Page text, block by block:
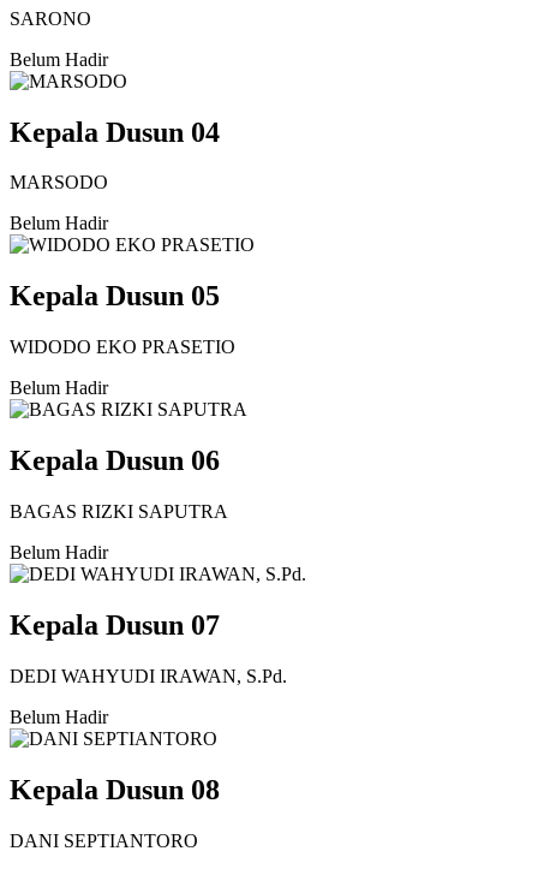
SARONO
Belum Hadir
Kepala Dusun 04
MARSODO
Belum Hadir
Kepala Dusun 05
WIDODO EKO PRASETIO
Belum Hadir
Kepala Dusun 06
BAGAS RIZKI SAPUTRA
Belum Hadir
Kepala Dusun 07
DEDI WAHYUDI IRAWAN, S.Pd.
Belum Hadir
Kepala Dusun 08
DANI SEPTIANTORO